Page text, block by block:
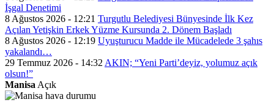
İşgal Denetimi
8 Ağustos 2026 - 12:21 Turgutlu Belediyesi Bünyesinde İlk Kez
Açılan Yetişkin Erkek Yüzme Kursunda 2. Dönem Başladı
8 Ağustos 2026 - 12:19 Uyuşturucu Madde ile Mücadelede 3 şahıs
yakalandı…
29 Temmuz 2026 - 14:32 AKIN; “Yeni Parti’deyiz, yolumuz açık
olsun!”
Manisa Açık